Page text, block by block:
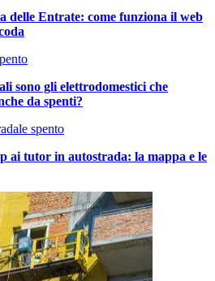
delle Entrate: come funziona il web
sono gli elettrodomestici che
da spenti?
ai tutor in autostrada: la mappa e le